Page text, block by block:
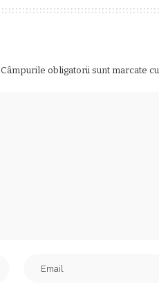
Câmpurile obligatorii sunt marcate cu